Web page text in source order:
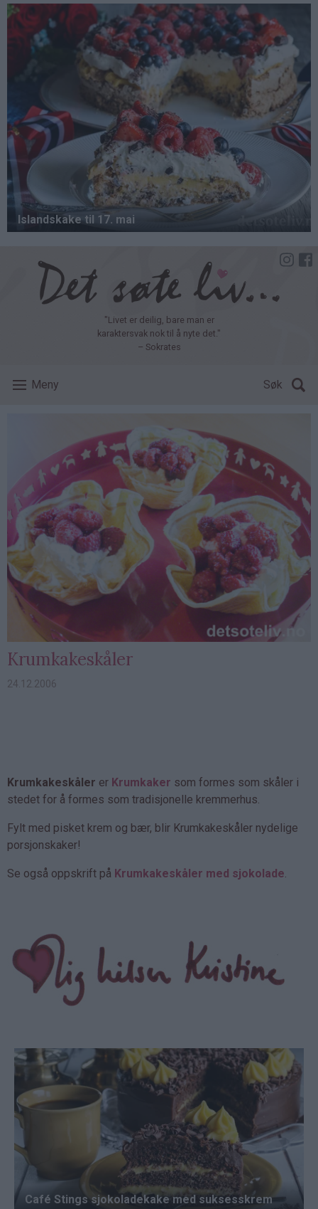
Hopp
hovedinnhold
"Livet er deilig, bare man er
karaktersvak nok til å nyte det."
– Sokrates
Meny Søk
Krumkakeskåler
24.12.2006
Krumkakeskåler er Krumkaker som formes som skåler i
stedet for å formes som tradisjonelle kremmerhus.
Fylt med pisket krem og bær, blir Krumkakeskåler nydelige
porsjonskaker!
Se også oppskrift på Krumkakeskåler med sjokolade.